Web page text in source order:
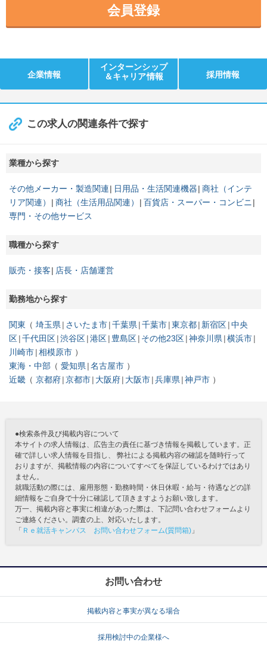
会員登録
企業情報
インターンシップ
＆キャリア情報
採用情報
この求人の関連条件で探す
業種から探す
その他メーカー・製造関連 日用品・生活関連機器 商社（インテ
リア関連）
商社（生活用品関連）
百貨店・スーパー・コンビニ
専門・その他サービス
職種から探す
販売・接客 店長・店舗運営
勤務地から探す
関東 埼玉県 さいたま市 千葉県 千葉市 東京都 新宿区 中央
区 千代田区 渋谷区 港区 豊島区 その他23区 神奈川県 横浜市
川崎市 相模原市
東海・中部
愛知県 名古屋市
近畿
京都府 京都市 大阪府 大阪市 兵庫県 神戸市
●検索条件及び掲載内容について
本サイトの求人情報は、広告主の責任に基づき情報を掲載しています。正
確で詳しい求人情報を目指し、 弊社による掲載内容の確認を随時行って
おりますが、掲載情報の内容についてすべてを保証しているわけではあり
ません。
就職活動の際には、雇用形態・勤務時間・休日休暇・給与・待遇などの詳
細情報をご自身で十分に確認して頂きますようお願い致します。
万一、掲載内容と事実に相違があった際は、下記問い合わせフォームより
ご連絡ください。調査の上、対応いたします。
「 Ｒｅ就活キャンパス お問い合わせフォーム(質問箱) 」
お問い合わせ
掲載内容と事実が異なる場合
採用検討中の企業様へ